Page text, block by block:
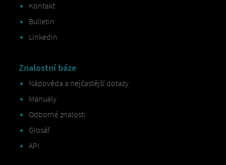
Kontakt
Bulletin
LinkedIn
Znalostní báze
Nápověda a nejčastější dotazy
Manuály
Odborné znalosti
Glosář
API